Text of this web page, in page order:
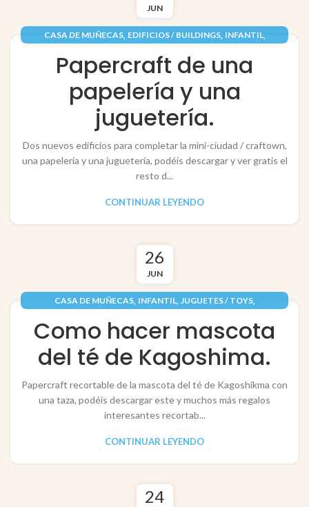
JUN
CASA DE MUÑECAS, EDIFICIOS / BUILDINGS, INFANTIL,
RECORTABLES PAPERCRAFT
Papercraft de una
papelería y una
juguetería.
Dos nuevos edificios para completar la mini-ciudad / craftown,
una papelería y una juguetería, podéis descargar y ver gratis el
resto d...
CONTINUAR LEYENDO
26
JUN
CASA DE MUÑECAS, INFANTIL, JUGUETES / TOYS,
Como hacer mascota
del té de Kagoshima.
Papercraft recortable de la mascota del té de Kagoshikma con
una taza, podéis descargar este y muchos más regalos
interesantes recortab...
CONTINUAR LEYENDO
24